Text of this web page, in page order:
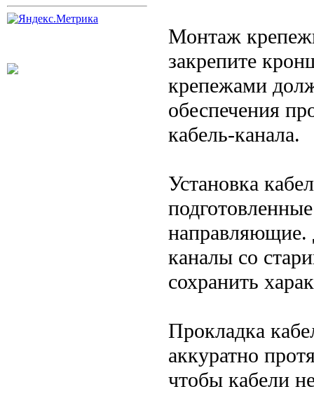
Монтаж
закрепите
крепежами
обеспечения
кабель-канала.
Установка
направляющие.
каналы со
сохранить
Прокладка
аккуратно
чтобы кабели